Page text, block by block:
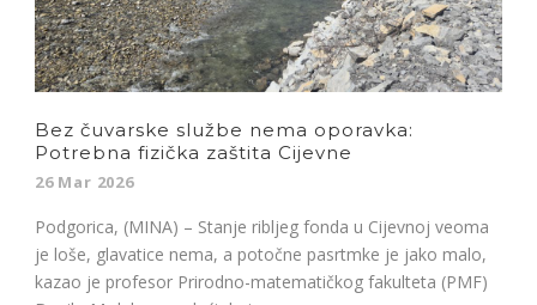
Bez čuvarske službe nema oporavka:
Potrebna fizička zaštita Cijevne
26 Mar 2026
Podgorica, (MINA) – Stanje ribljeg fonda u Cijevnoj veoma
je loše, glavatice nema, a potočne pasrtmke je jako malo,
kazao je profesor Prirodno-matematičkog fakulteta (PMF)